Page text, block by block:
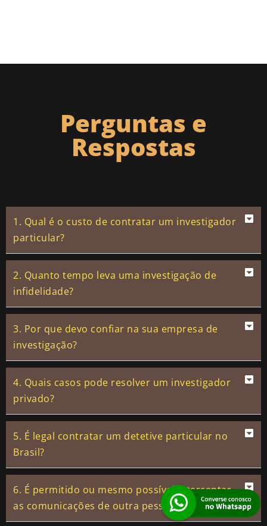
Perguntas e
Respostas
1. Qual é o custo de contratar um investigador
particular?
2. Quanto tempo leva uma investigação de
infidelidade?
3. Por que devo confiar na sua empresa de
investigação?
4. Quais casos pode resolver um investigador
privado?
5. É legal contratar um detetive particular no
Brasil?
6. É permitido ou mesmo possível interceptar
as comunicações de outra pessoa?